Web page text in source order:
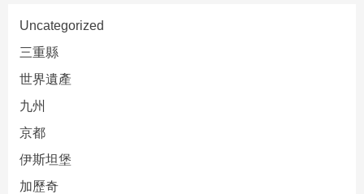
Uncategorized
三重縣
世界遺產
九州
京都
伊斯坦堡
加歷奇